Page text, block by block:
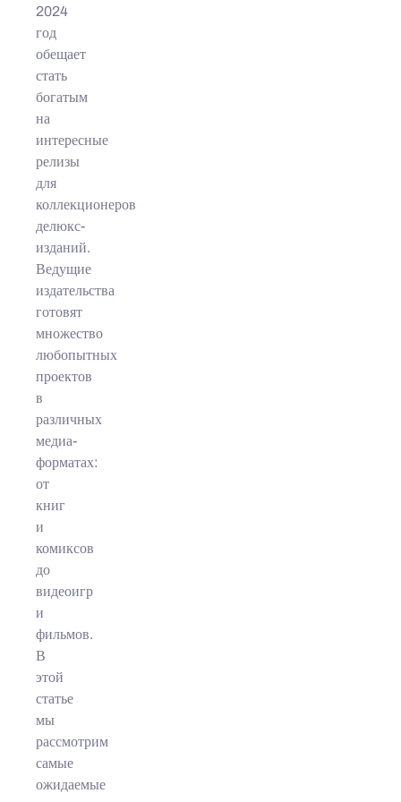
2024
год
обещает
стать
богатым
на
интересные
релизы
для
коллекционеров
делюкс-
изданий.
Ведущие
издательства
готовят
множество
любопытных
проектов
в
различных
медиа-
форматах:
от
книг
и
комиксов
до
видеоигр
и
фильмов.
В
этой
статье
мы
рассмотрим
самые
ожидаемые